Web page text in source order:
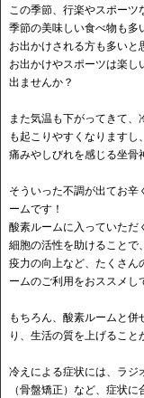
この季節、行楽やスポーツ
季節の美味しい食べ物も多
お出かけされる方も多いと
お出かけやスポーツは楽
出ませんか？
また気温も下がってきて、
も起こりやすくなります
痛みやしびれを感じる坐骨
そういった不調が出てお
ームです！
酸素ルームに入っていただ
細胞の活性を助けることで
疫力の向上など、たくさん
ームのご利用をおススメし
もちろん、酸素ルームと
り、生活の質を上げること
冷えによる症状には、ラジ
（骨盤矯正）など、症状